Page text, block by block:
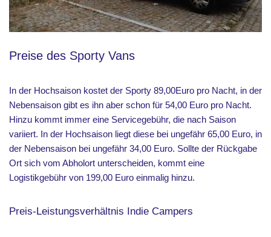
Preise des Sporty Vans
In der Hochsaison kostet der Sporty 89,00Euro pro Nacht, in der
Nebensaison gibt es ihn aber schon für 54,00 Euro pro Nacht.
Hinzu kommt immer eine Servicegebühr, die nach Saison
variiert. In der Hochsaison liegt diese bei ungefähr 65,00 Euro, in
der Nebensaison bei ungefähr 34,00 Euro. Sollte der Rückgabe
Ort sich vom Abholort unterscheiden, kommt eine
Logistikgebühr von 199,00 Euro einmalig hinzu.
Preis-Leistungsverhältnis Indie Campers